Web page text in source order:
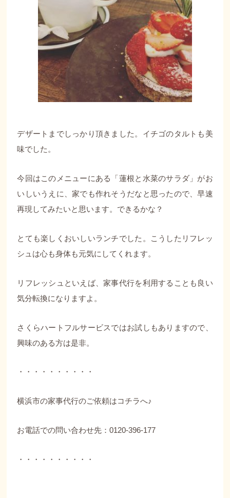
デザートまでしっかり頂きました。イチゴのタルトも美
味でした。
今回はこのメニューにある「蓮根と水菜のサラダ」がお
いしいうえに、家でも作れそうだなと思ったので、早速
再現してみたいと思います。できるかな？
とても楽しくおいしいランチでした。こうしたリフレッ
シュは心も身体も元気にしてくれます。
リフレッシュといえば、家事代行を利用することも良い
気分転換になりますよ。
さくらハートフルサービスではお試しもありますので、
興味のある方は是非。
・・・・・・・・・・
横浜市の家事代行のご依頼はコチラへ♪
お電話での問い合わせ先：0120-396-177
・・・・・・・・・・